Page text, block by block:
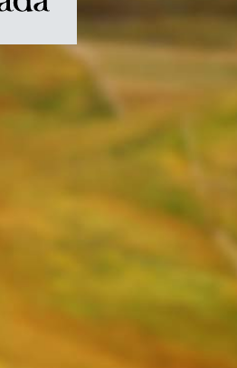
Symbole
du
gouvernement
du